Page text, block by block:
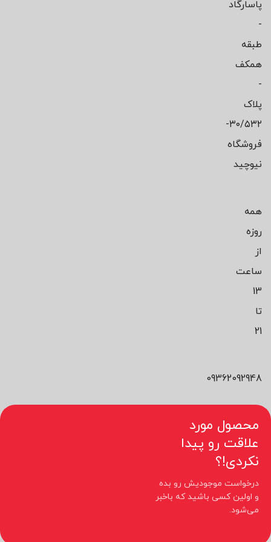
پاسارگاد
-
طبقه
همکف
-
پلاک
۳۰/۵۳۲-
فروشگاه
نیوچید
همه
روزه
از
ساعت
13
تا
21
09362092948
محصول مورد
علاقت رو پیدا
نکردی!؟
درخواست موجودیش رو بده
و اولین کسی باشید که باخبر
می‌شود.